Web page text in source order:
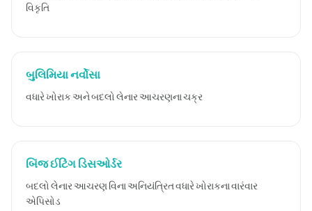
વિકૃતિ
બુલિમિયા નર્વોસા
વધારે ખોરાક અને બદલો લેનાર આચરણના ચક્ર
બિંજ ઈટિંગ ડિસઓર્ડર
બદલો લેનાર આચરણ વિના અનિયંત્રિત વધારે ખોરાકના વારંવાર
એપિસોડ